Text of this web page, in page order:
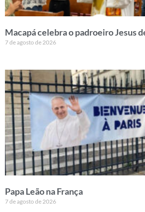
Macapá celebra o padroeiro Jesus
7 de agosto de 2026
Papa Leão na França
7 de agosto de 2026